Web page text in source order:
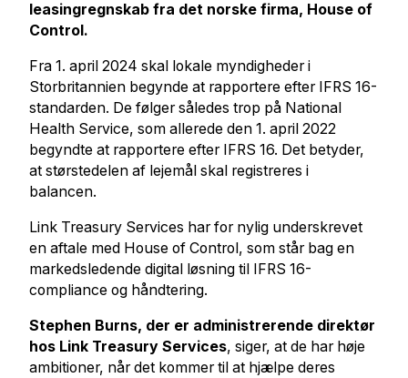
leasingregnskab fra det norske firma, House of
Control.
Fra 1. april 2024 skal lokale myndigheder i
Storbritannien begynde at rapportere efter IFRS 16-
standarden. De følger således trop på National
Health Service, som allerede den 1. april 2022
begyndte at rapportere efter IFRS 16. Det betyder,
at størstedelen af lejemål skal registreres i
balancen.
Link Treasury Services har for nylig underskrevet
en aftale med House of Control, som står bag en
markedsledende digital løsning til IFRS 16-
compliance og håndtering.
Stephen Burns, der er administrerende direktør
hos Link Treasury Services, siger, at de har høje
ambitioner, når det kommer til at hjælpe deres